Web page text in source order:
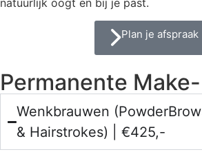
Plan je afspraak
Permanente
Wenkbrauwen
& Hairstrokes) | €425,-